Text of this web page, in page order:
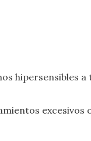
hipersensibles a
excesivos